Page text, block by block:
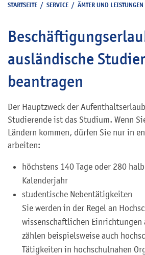
STARTSEITE / SERVICE / ÄMTER UND LEISTUNGEN
ausländische
beantragen
Der Hauptzweck der
Studierende ist das Studium. Wenn
Ländern kommen, dürfen Sie nur in
arbeiten:
höchstens 140 Tage oder 280
Kalenderjahr
studentische Nebentätigkeiten
Sie werden in der Regel an
wissenschaftlichen Einrichtungen
zählen beispielsweise auch
Tätigkeiten in hochschulnahen